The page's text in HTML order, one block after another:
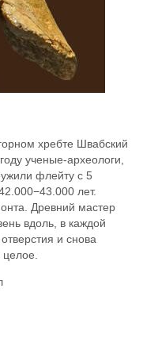
хребте Швабский
ученые-археологи,
флейту с 5
лет.
Древний мастер
вдоль, в каждой
и снова